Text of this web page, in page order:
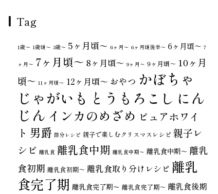
Tag
1歳〜 1歳頃～ 3歳〜 5ヶ月頃～ 6ヶ月〜 6ヶ月頃後半～ 6ヶ月頃～ 7
ヶ月〜 7ヶ月頃～ 8ヶ月頃～ 9ヶ月〜 9ヶ月頃～ 10ヶ月
頃～ 11ヶ月頃～ 12ヶ月頃～ おやつ かぼちゃ
じゃがいも とうもろこし にん
じん インカのめざめ ピュアホワイ
ト 男爵 節分レシピ 親子で楽しむクリスマスレシピ 親子レ
シピ 離乳食 離乳食中期 離乳食中期〜 離乳食中期～ 離乳
食初期 離乳食初期～ 離乳食取り分けレシピ 離乳
食完了期 離乳食完了期〜 離乳食完了期～ 離乳食後期